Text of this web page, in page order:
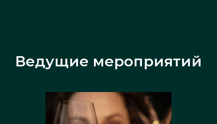
Ведущие мероприятий